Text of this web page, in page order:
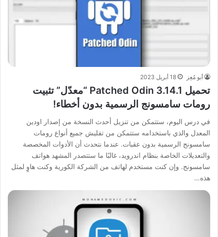
أبو مُعِز 18 أبريل 2023
تحميل Patched Odin 3.14.1 “معدّل” تثبيت
رومات سامسونج الرسمية بدون أخطاء!
في درس اليوم، ستتمكن من تنزيل أحدث النسخة من إصدار اودين
المعدل والذي باستخدامه ستتمكن من تفليش جميع أنواع رومات
سامسونج الرسمية بدون عقبات. عندما نتحدث أن الأدوات المخصصة
والتعديلات الخاصة بنظام اندرويد، غالبًا ما ستتصدر المشهد هواتف
سامسونج. وإن كنت مستخدم لهاتف من الشركة الكورية وكنت هاوٍ لمثل
هذه…